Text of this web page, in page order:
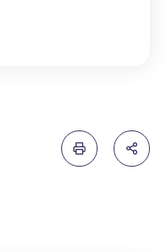
Imprimer cette